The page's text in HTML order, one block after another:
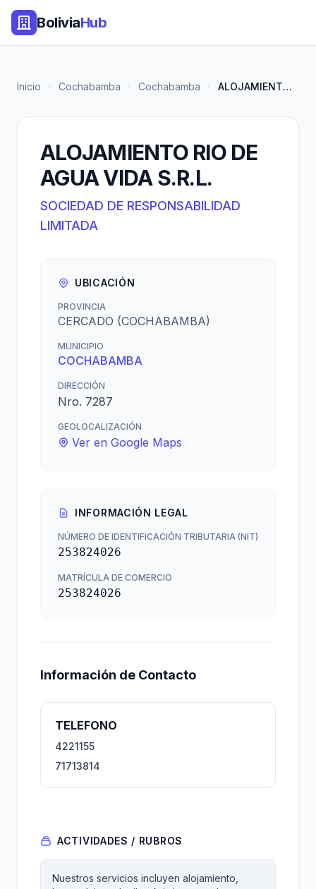
BoliviaHub
Inicio Cochabamba Cochabamba ALOJAMIENTO RIO DE AGUA VIDA S...
ALOJAMIENTO RIO DE
AGUA VIDA S.R.L.
SOCIEDAD DE RESPONSABILIDAD
LIMITADA
UBICACIÓN
PROVINCIA
CERCADO (COCHABAMBA)
MUNICIPIO
COCHABAMBA
DIRECCIÓN
Nro. 7287
GEOLOCALIZACIÓN
Ver en Google Maps
INFORMACIÓN LEGAL
NÚMERO DE IDENTIFICACIÓN TRIBUTARIA (NIT)
253824026
MATRÍCULA DE COMERCIO
253824026
Información de Contacto
TELEFONO
4221155
71713814
ACTIVIDADES / RUBROS
Nuestros servicios incluyen alojamiento,